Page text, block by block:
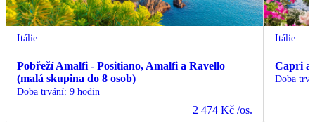
Itálie
Pobřeží Amalfi - Positiano, Amalfi a Ravello
(malá skupina do 8 osob)
Doba trvání: 9 hodin
2 474 Kč /os.
Itálie
Capri a
Doba